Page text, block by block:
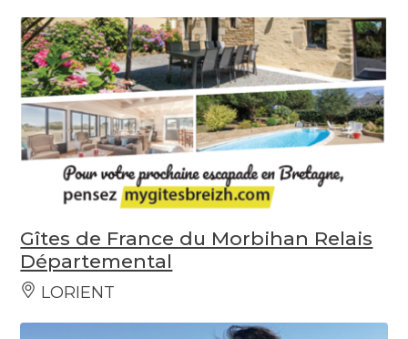
Gîtes de France du Morbihan Relais
Départemental
LORIENT